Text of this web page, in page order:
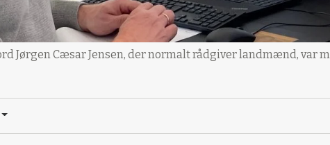
Jørgen Cæsar Jensen, der normalt rådgiver landmænd, var